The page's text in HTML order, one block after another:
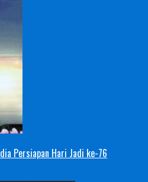
Persiapan Hari Jadi ke-76